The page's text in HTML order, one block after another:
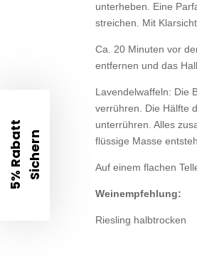
unterheben. Eine
streichen. Mit
Ca. 20 Minuten vor
entfernen und das
Lavendelwaffeln: Die
verrühren. Die Hälfte
unterrühren. Alles
flüssige Masse
Auf einem flachen
Weinempfehlung:
Riesling halbtrocken
5
%
R
a
ba
t
t
S
i
c
h
e
rn